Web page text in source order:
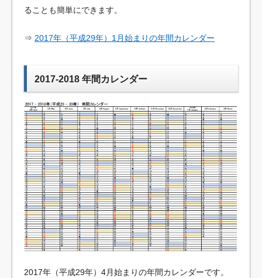
ることも簡単にできます。
⇒ 2017年（平成29年）1月始まりの年間カレンダー
2017-2018 年間カレンダー
2017年（平成29年）4月始まりの年間カレンダーです。